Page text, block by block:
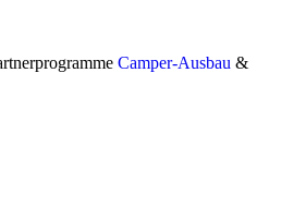
Camper-Ausbau &